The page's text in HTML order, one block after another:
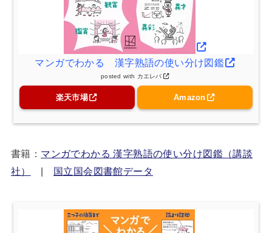
マンガでわかる 漢字熟語の使い分け図鑑
posted with カエレバ
楽天市場 Amazon
書籍： マンガでわかる 漢字熟語の使い分け図鑑（講談
社）
| 国立国会図書館データ